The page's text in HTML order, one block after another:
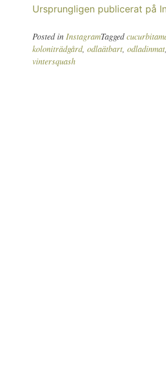
Ursprungligen publicerat på
Posted in InstagramTagged
koloniträdgård, odlaätbart, odladinmat,
vintersquash